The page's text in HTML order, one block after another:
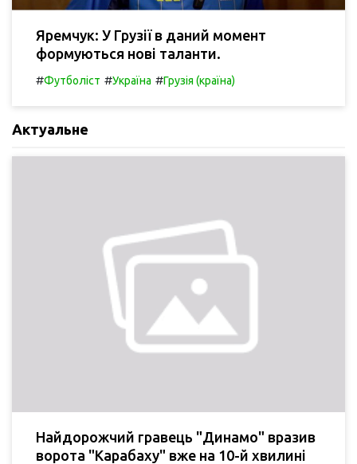
Яремчук: У Грузії в даний момент
формуються нові таланти.
#Футболіст #Україна #Грузія (країна)
Актуальне
Найдорожчий гравець "Динамо" вразив
ворота "Карабаху" вже на 10-й хвилині